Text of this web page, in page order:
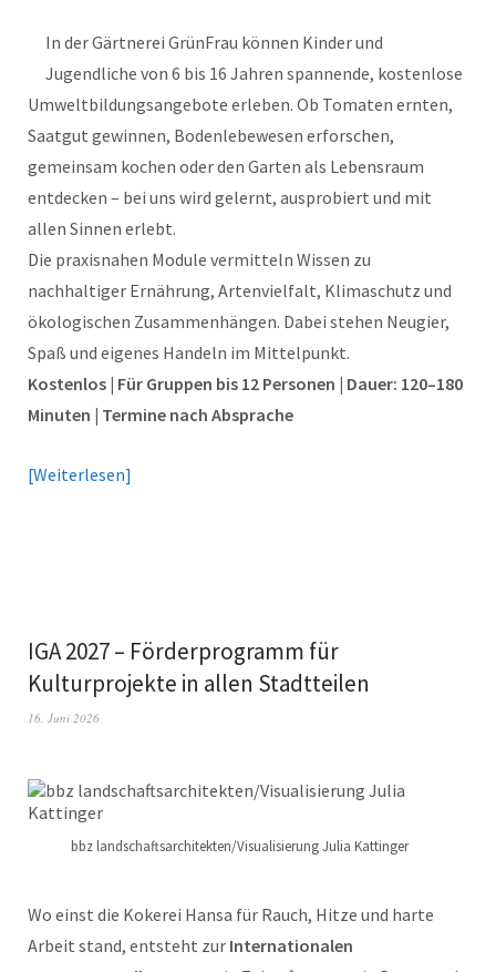
In der Gärtnerei GrünFrau können Kinder und
Jugendliche von 6 bis 16 Jahren spannende, kostenlose
Umweltbildungsangebote erleben. Ob Tomaten ernten,
Saatgut gewinnen, Bodenlebewesen erforschen,
gemeinsam kochen oder den Garten als Lebensraum
entdecken – bei uns wird gelernt, ausprobiert und mit
allen Sinnen erlebt.
Die praxisnahen Module vermitteln Wissen zu
nachhaltiger Ernährung, Artenvielfalt, Klimaschutz und
ökologischen Zusammenhängen. Dabei stehen Neugier,
Spaß und eigenes Handeln im Mittelpunkt.
Kostenlos | Für Gruppen bis 12 Personen | Dauer: 120–180
Minuten | Termine nach Absprache
Weiterlesen
IGA 2027 – Förderprogramm für
Kulturprojekte in allen Stadtteilen
16. Juni 2026
bbz landschaftsarchitekten/Visualisierung Julia Kattinger
Wo einst die Kokerei Hansa für Rauch, Hitze und harte
Arbeit stand, entsteht zur Internationalen